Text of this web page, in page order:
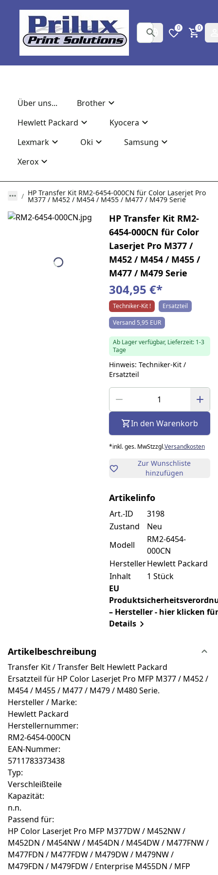
0 0
Über uns...
Brother
Hewlett Packard
Kyocera
Lexmark
Oki
Samsung
Xerox
HP Transfer Kit RM2-6454-000CN für Color Laserjet Pro
M377 / M452 / M454 / M455 / M477 / M479 Serie
HP Transfer Kit RM2-
6454-000CN für Color
Laserjet Pro M377 /
M452 / M454 / M455 /
M477 / M479 Serie
304,95 €*
Techniker-Kit !
Ersatzteil
Versand 5,95 EUR
Ab Lager verfügbar, Lieferzeit: 1-3
Tage
Hinweis: Techniker-Kit /
Ersatzteil
In den Warenkorb
*inkl. ges. MwStzzgl.Versandkosten
Zur Wunschliste
hinzufügen
Artikelinfo
Art.-ID
3198
Zustand
Neu
Modell
RM2-6454-
000CN
HerstellerHewlett Packard
Inhalt
1 Stück
EU
– Hersteller - hier klicken für
Details
Artikelbeschreibung
Transfer Kit / Transfer Belt Hewlett Packard
Ersatzteil für HP Color Laserjet Pro MFP M377 / M452 /
M454 / M455 / M477 / M479 / M480 Serie.
Hersteller / Marke:
Hewlett Packard
Herstellernummer:
RM2-6454-000CN
EAN-Nummer:
5711783373438
Typ:
Verschleißteile
Kapazität:
n.n.
Passend für:
HP Color Laserjet Pro MFP M377DW / M452NW /
M452DN / M454NW / M454DN / M454DW / M477FNW /
M477FDN / M477FDW / M479DW / M479NW /
M479FDN / M479FDW / Enterprise M455DN / MFP